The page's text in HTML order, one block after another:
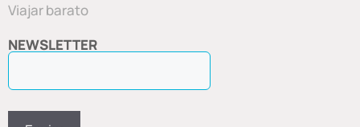
Viajar barato
NEWSLETTER